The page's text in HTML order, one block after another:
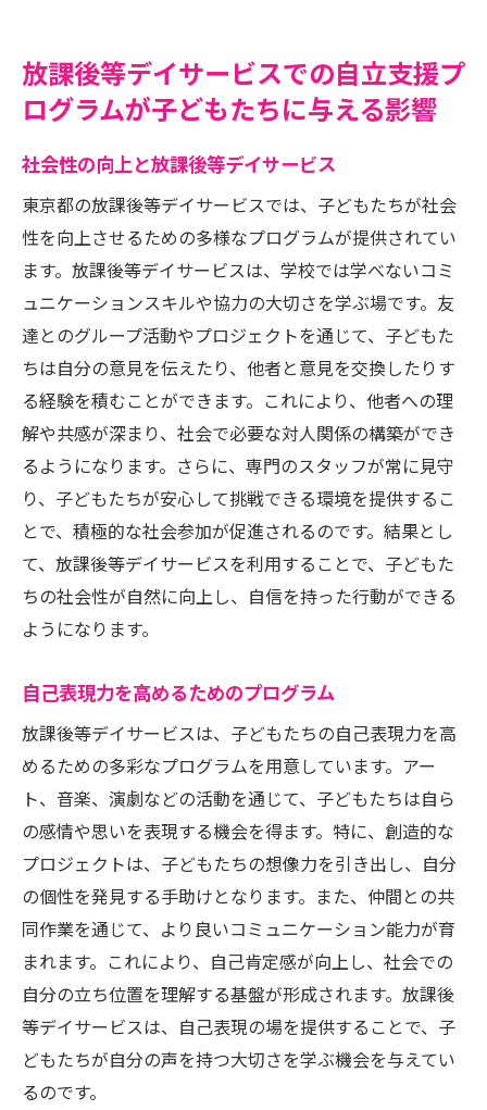
放課後等デイサービスでの自立支援プ
ログラムが子どもたちに与える影響
社会性の向上と放課後等デイサービス
東京都の放課後等デイサービスでは、子どもたちが社会
性を向上させるための多様なプログラムが提供されてい
ます。放課後等デイサービスは、学校では学べないコミ
ュニケーションスキルや協力の大切さを学ぶ場です。友
達とのグループ活動やプロジェクトを通じて、子どもた
ちは自分の意見を伝えたり、他者と意見を交換したりす
る経験を積むことができます。これにより、他者への理
解や共感が深まり、社会で必要な対人関係の構築ができ
るようになります。さらに、専門のスタッフが常に見守
り、子どもたちが安心して挑戦できる環境を提供するこ
とで、積極的な社会参加が促進されるのです。結果とし
て、放課後等デイサービスを利用することで、子どもた
ちの社会性が自然に向上し、自信を持った行動ができる
ようになります。
自己表現力を高めるためのプログラム
放課後等デイサービスは、子どもたちの自己表現力を高
めるための多彩なプログラムを用意しています。アー
ト、音楽、演劇などの活動を通じて、子どもたちは自ら
の感情や思いを表現する機会を得ます。特に、創造的な
プロジェクトは、子どもたちの想像力を引き出し、自分
の個性を発見する手助けとなります。また、仲間との共
同作業を通じて、より良いコミュニケーション能力が育
まれます。これにより、自己肯定感が向上し、社会での
自分の立ち位置を理解する基盤が形成されます。放課後
等デイサービスは、自己表現の場を提供することで、子
どもたちが自分の声を持つ大切さを学ぶ機会を与えてい
るのです。